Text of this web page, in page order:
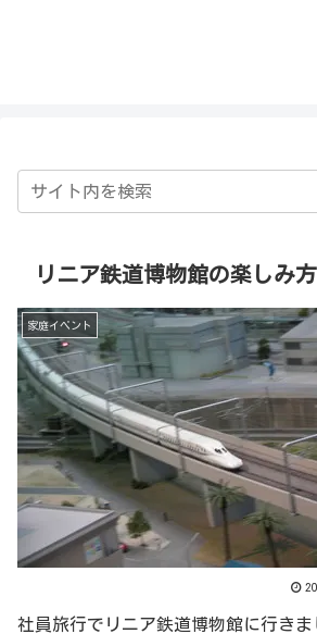
リニア鉄道博物館の楽しみ方
家庭イベント
社員旅行でリニア鉄道博物館に行きま